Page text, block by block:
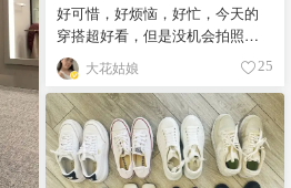
好可惜，好烦恼，好忙，今天的
穿搭超好看，但是没机会拍照片
😭
大花姑娘 25